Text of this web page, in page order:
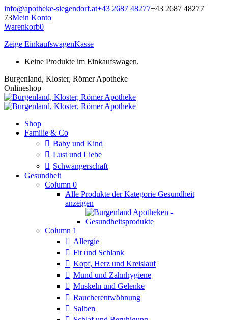
Zum
Inhalt
springen
info@apotheke-siegendorf.at+43 2687 48277+43 2687 48277
73Mein Konto
Warenkorb0
Zeige EinkaufswagenKasse
Keine Produkte im Einkaufswagen.
Burgenland, Kloster, Römer Apotheke
Onlineshop
Shop
Familie & Co
Baby und Kind
Lust und Liebe
Schwangerschaft
Gesundheit
Column 0
Alle Produkte der Kategorie Gesundheit
anzeigen
Column 1
Allergie
Fit und Schlank
Kopf, Herz und Kreislauf
Mund und Zahnhygiene
Muskeln und Gelenke
Raucherentwöhnung
Salben